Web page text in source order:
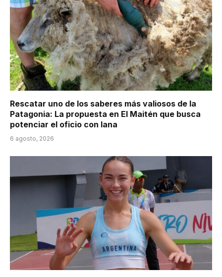
Rescatar uno de los saberes más valiosos de la
Patagonia: La propuesta en El Maitén que busca
potenciar el oficio con lana
6 agosto, 2026